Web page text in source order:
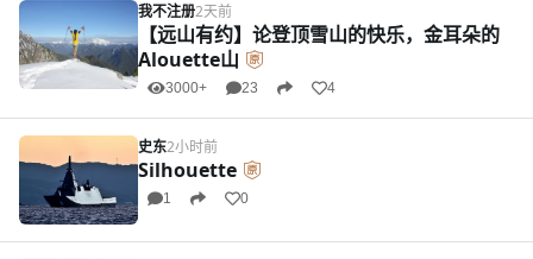
我不注册2天前
【远山有约】论登顶雪山的快乐，金耳朵的
Alouette山
3000+ 23 4
史东2小时前
Silhouette
1 0